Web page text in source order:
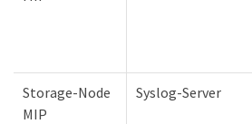
Storage-Node
MIP
Syslog-Server